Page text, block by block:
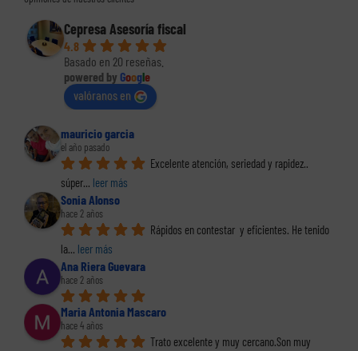
Cepresa Asesoría fiscal
4.8
Basado en 20 reseñas.
powered by Google
valóranos en
mauricio garcia
el año pasado
Excelente atención, seriedad y rapidez..
súper... leer más
Sonia Alonso
hace 2 años
Rápidos en contestar  y eficientes. He tenido
la... leer más
Ana Riera Guevara
hace 2 años
Maria Antonia Mascaro
hace 4 años
Trato excelente y muy cercano.Son muy